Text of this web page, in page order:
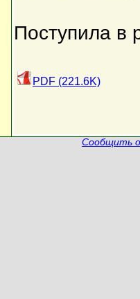
Поступила в
PDF (221.6K)
Сообщить о